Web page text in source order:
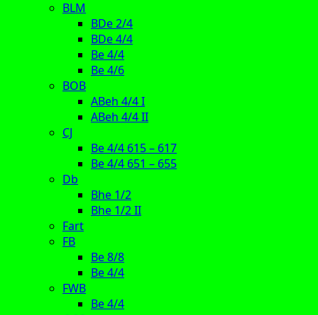
BLM
BDe 2/4
BDe 4/4
Be 4/4
Be 4/6
BOB
ABeh 4/4 I
ABeh 4/4 II
CJ
Be 4/4 615 – 617
Be 4/4 651 – 655
Db
Bhe 1/2
Bhe 1/2 II
Fart
FB
Be 8/8
Be 4/4
FWB
Be 4/4